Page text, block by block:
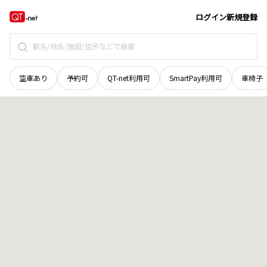
ログイン新規登録
空車あり 予約可 QT-net利用可 SmartPay利用可 車椅子
長野県